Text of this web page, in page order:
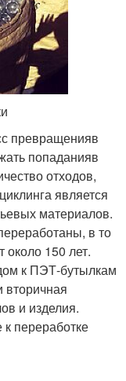
превращенияв
попаданияв
отходов,
является
материалов.
в то
около 150 лет.
к ПЭТ-бутылкам
вторичная
и изделия.
переработке